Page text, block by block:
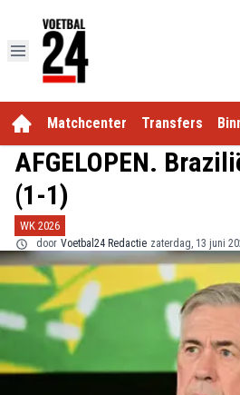
Matchcenter Transfers
AFGELOPEN.
(1-1)
WK 2026
door Voetbal24 Redactie zaterdag, 13 juni